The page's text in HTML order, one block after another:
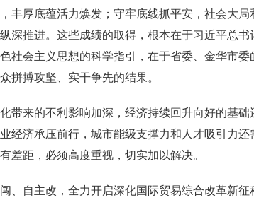
丰厚底蕴活力焕发；守牢底线抓平安，社会大局
深推进。这些成绩的取得，根本在于习近平总书
社会主义思想的科学指引，在于省委、金华市委
拼搏攻坚、实干争先的结果。
来的不利影响加深，经济持续回升向好的基础
经济承压前行，城市能级支撑力和人才吸引力还
差距，必须高度重视，切实加以解决。
自主改，全力开启深化国际贸易综合改革新征